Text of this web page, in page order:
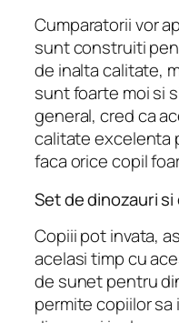
Cumparatorii vor
sunt construiti
de inalta calitate,
sunt foarte moi si
general, cred ca
calitate excelenta
faca orice copil
Set de dinozauri
Copiii pot invata,
acelasi timp cu
de sunet pentru
permite copiilor